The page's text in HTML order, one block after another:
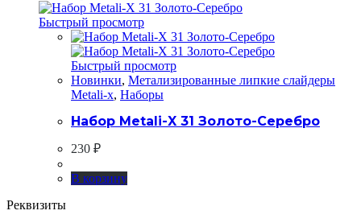
Быстрый просмотр
Быстрый просмотр
Новинки, Метализированные липкие слайдеры
Metali-x, Наборы
Набор Metali-X 31 Золото-Серебро
230 ₽
В корзину
Реквизиты